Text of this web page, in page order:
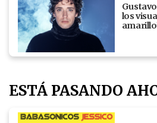
los
ESTÁ PASANDO